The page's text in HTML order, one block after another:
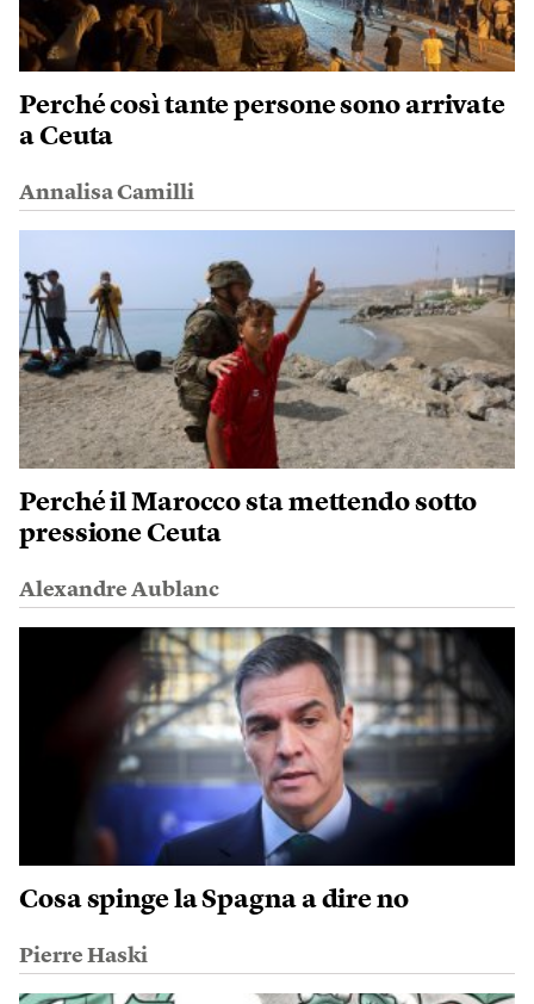
Perché così tante persone sono arrivate
a Ceuta
Annalisa Camilli
Perché il Marocco sta mettendo sotto
pressione Ceuta
Alexandre Aublanc
Cosa spinge la Spagna a dire no
Pierre Haski